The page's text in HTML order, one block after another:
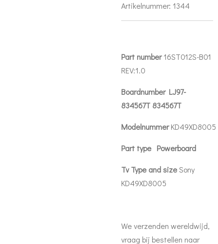
Artikelnummer: 1344
Part number16ST012S-B01
REV:1.0
Boardnumber LJ97-
834567T 834567T
ModelnummerKD49XD8005
Part type Powerboard
Tv Type and sizeSony
KD49XD8005
We verzenden wereldwijd,
vraag bij bestellen naar